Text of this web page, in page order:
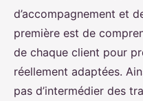
d’accompagnement et
première est de
de chaque client pour
réellement adaptées.
pas d’intermédier des